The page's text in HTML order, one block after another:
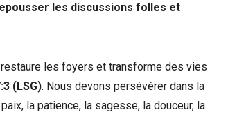
les discussions folles et
les foyers et transforme des vies
(LSG). Nous devons persévérer dans la
la patience, la sagesse, la douceur, la